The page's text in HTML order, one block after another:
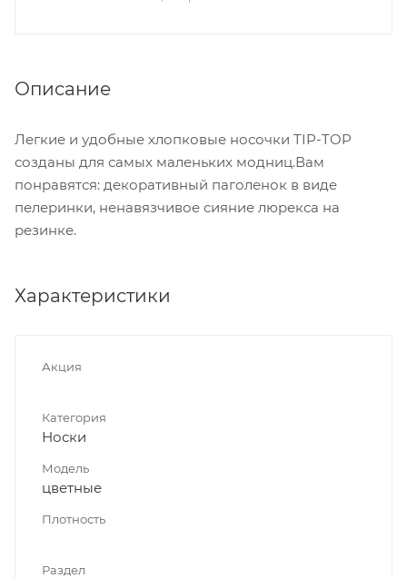
Описание
Легкие и удобные хлопковые носочки TIP-TOP
созданы для самых маленьких модниц.Вам
понравятся: декоративный паголенок в виде
пелеринки, ненавязчивое сияние люрекса на
резинке.
Характеристики
Акция
Категория
Носки
Модель
цветные
Плотность
Раздел